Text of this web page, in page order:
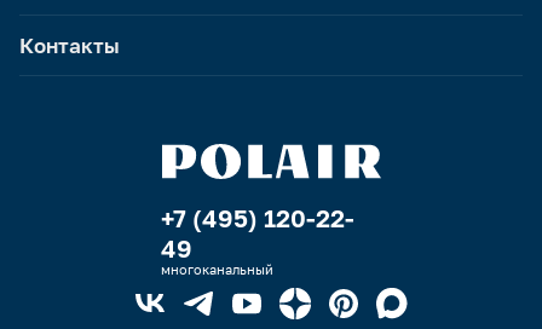
Контакты
+7 (495) 120-22-
49
многоканальный